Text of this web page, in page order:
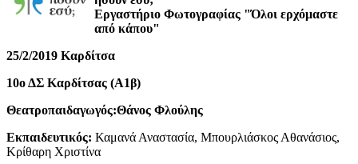
Εργαστήριο Φωτογραφίας "Όλοι ερχόμαστε
από κάπου"
25/2/2019 Καρδίτσα
10ο ΔΣ Καρδίτσας (Α1β)
Θεατροπαιδαγωγός:Θάνος Φλούλης
Εκπαιδευτικός: Καμανά Αναστασία, Μπουρλιάσκος Αθανάσιος,
Κρίθαρη Χριστίνα